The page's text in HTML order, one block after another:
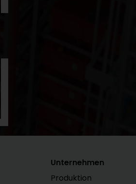
Unternehmen
Produktion